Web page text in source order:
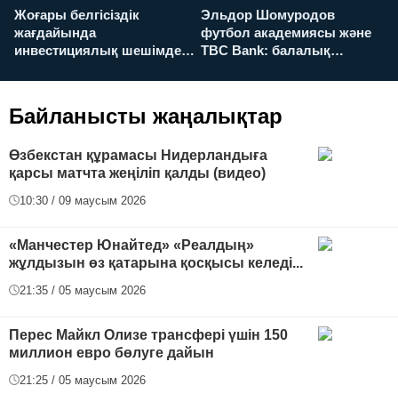
Жоғары белгісіздік
жағдайында
инвестициялық шешімдер
Эльдор Шомуродов
футбол академиясы және
TBC Bank: балалық
Байланысты жаңалықтар
Өзбекстан құрамасы Нидерландыға
қарсы матчта жеңіліп қалды (видео)
10:30 / 09 маусым 2026
«Манчестер Юнайтед» «Реалдың»
жұлдызын өз қатарына қосқысы келеді...
21:35 / 05 маусым 2026
Перес Майкл Олизе трансфері үшін 150
миллион евро бөлуге дайын
21:25 / 05 маусым 2026